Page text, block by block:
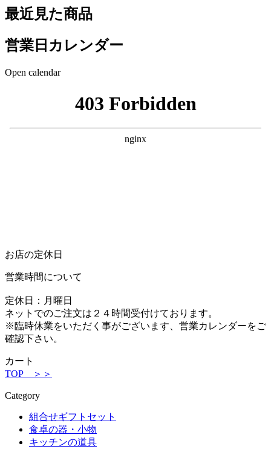
最近見た商品
営業日カレンダー
Open calendar
お店の定休日
営業時間について
定休日：月曜日
ネットでのご注文は２４時間受付けております。
※臨時休業をいただく事がございます、営業カレンダーをご
確認下さい。
カート
TOP ＞＞
Category
組合せギフトセット
食卓の器・小物
キッチンの道具